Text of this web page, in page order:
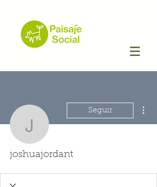
joshuajordant
Seguir
joshuajordant